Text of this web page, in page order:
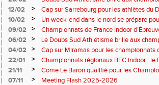
Nationaux et masters en salle
12/02 >
Cap sur Sarrebourg pour les athlètes du
10/02
>
Un week-end dans le nord se prépare
09/02
>
Championnats de France Indoor
Marche
06/02 >
Le Doubs Sud Athlétisme brille aux
cross à Vesoul
04/02 >
Cap sur Miramas pour les championnats
Athlétisme bien représenté
22/01 >
Championnats régionaux BFC indoor : le
brille sur tous les fronts
21/11 >
Come Le Baron qualifié pour les
07/11
>
Meeting Flash 2025-2026